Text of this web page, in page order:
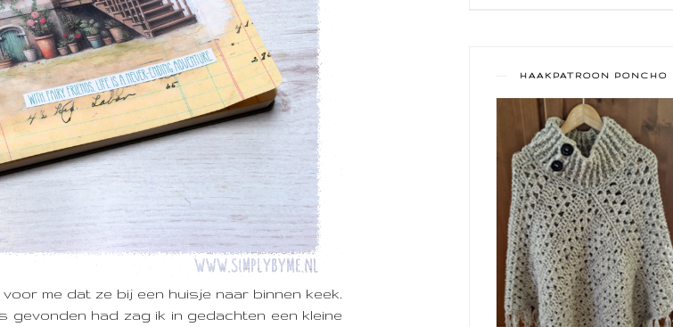
me dat ze bij een huisje naar binnen keek.
gevonden had zag ik in gedachten een kleine
HAAKPATROON PONCHO